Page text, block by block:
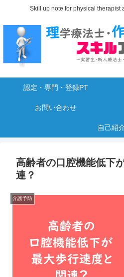
Skill up note for physical therapist
認定・専門・登録PT
お問い合わせ
自己紹
高齢者の口腔機能低下
連？
介護予防